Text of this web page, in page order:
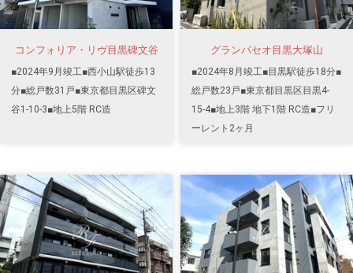
コンフォリア・リヴ目黒碑文谷
■2024年9月竣工■西小山駅徒歩13
分■総戸数31戸■東京都目黒区碑文
谷1-10-3■地上5階 RC造
グランパセオ目黒大塚山
■2024年8月竣工■目黒駅徒歩18分■
総戸数23戸■東京都目黒区目黒4-
15-4■地上3階 地下1階 RC造■フリ
ーレント2ヶ月